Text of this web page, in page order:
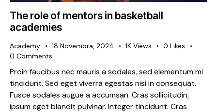
The role of mentors in basketball
academies
Academy 18 Novembra, 2024 1K Views 0 Likes
0 Comments
Proin faucibus nec mauris a sodales, sed elementum mi
tincidunt. Sed eget viverra egestas nisi in consequat.
Fusce sodales augue a accumsan. Cras sollicitudin,
ipsum eget blandit pulvinar. Integer tincidunt. Cras